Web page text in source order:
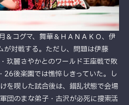
＆コグマ、舞華＆ＨＡＮＡＫＯ、伊
が対戦する。ただし、問題は伊藤
玖麗さやかとのワールド王座戦で敗
26後楽園では憔悴しきっていた。し
を喫した試合後は、錯乱状態で会場
団のまな弟子・古沢が必死に捜索活